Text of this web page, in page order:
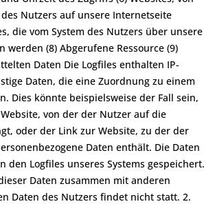
Nutzers auf unsere Internetseite
die vom System des Nutzers über unsere
werden (8) Abgerufene Ressource (9)
Daten Die Logfiles enthalten IP-
Daten, die eine Zuordnung zu einem
Dies könnte beispielsweise der Fall sein,
von der der Nutzer auf die
oder der Link zur Website, zu der der
Daten enthält. Die Daten
den Logfiles unseres Systems gespeichert.
Daten zusammen mit anderen
Daten des Nutzers findet nicht statt. 2.